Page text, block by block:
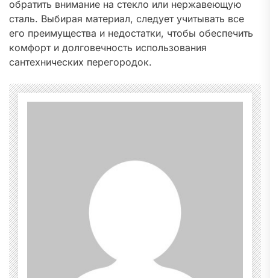
обратить внимание на стекло или нержавеющую
сталь. Выбирая материал, следует учитывать все
его преимущества и недостатки, чтобы обеспечить
комфорт и долговечность использования
сантехнических перегородок.